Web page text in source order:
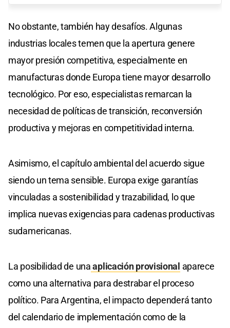
No obstante, también hay desafíos. Algunas
industrias locales temen que la apertura genere
mayor presión competitiva, especialmente en
manufacturas donde Europa tiene mayor desarrollo
tecnológico. Por eso, especialistas remarcan la
necesidad de políticas de transición, reconversión
productiva y mejoras en competitividad interna.
Asimismo, el capítulo ambiental del acuerdo sigue
siendo un tema sensible. Europa exige garantías
vinculadas a sostenibilidad y trazabilidad, lo que
implica nuevas exigencias para cadenas productivas
sudamericanas.
La posibilidad de unaaplicación provisional aparece
como una alternativa para destrabar el proceso
político. Para Argentina, el impacto dependerá tanto
del calendario de implementación como de la